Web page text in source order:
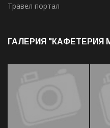
Травел портал
ГАЛЕРИЯ "КАФЕТЕРИЯ